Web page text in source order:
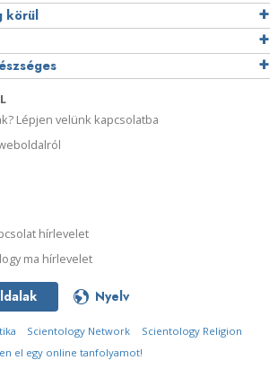
körül
Lépjen velünk kapcsolatba
hírlevelet
ma hírlevelet
Nyelv
Scientology Network
Scientology Religion
el egy online tanfolyamot!